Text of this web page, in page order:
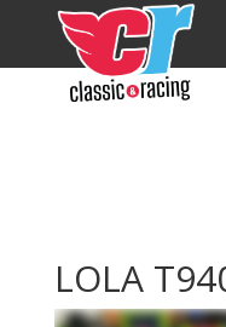
LOLA